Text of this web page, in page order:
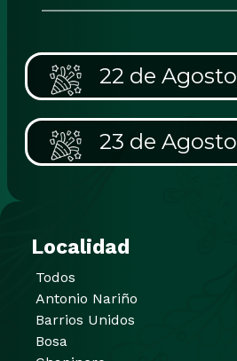
Localidad
Todos
Antonio Nariño
Barrios Unidos
Bosa
22 de Agosto
23 de Agosto